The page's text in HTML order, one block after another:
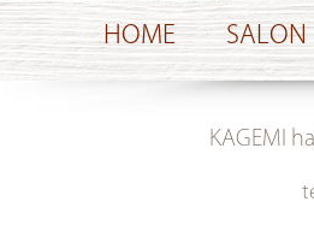
HOME SALON
KAGEMI